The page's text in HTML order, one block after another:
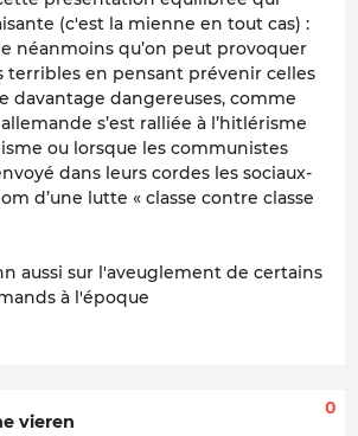
(c'est la mienne en tout cas) :
néanmoins qu’on peut provoquer
terribles en pensant prévenir celles
davantage dangereuses, comme
s’est ralliée à l’hitlérisme
ou lorsque les communistes
dans leurs cordes les sociaux-
d’une lutte « classe contre classe
aussi sur l'aveuglement de certains
à l'époque
vieren
0